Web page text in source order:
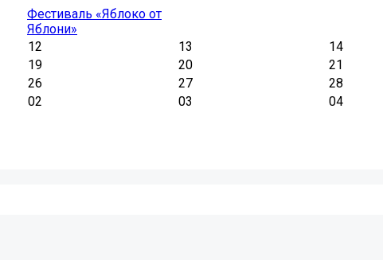
Фестиваль «Яблоко от
Яблони»
12 13 14
19 20 21
26 27 28
02 03 04